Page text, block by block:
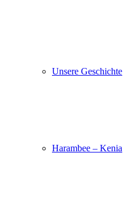
Unsere Geschichte
Harambee – Kenia